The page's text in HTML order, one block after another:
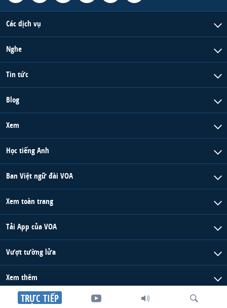
TRỰC TIẾP
Các dịch vụ
Nghe
Tin tức
Blog
Xem
Học tiếng Anh
Ban Việt ngữ đài VOA
Xem toàn trang
Tải App của VOA
Vượt tường lửa
Xem thêm